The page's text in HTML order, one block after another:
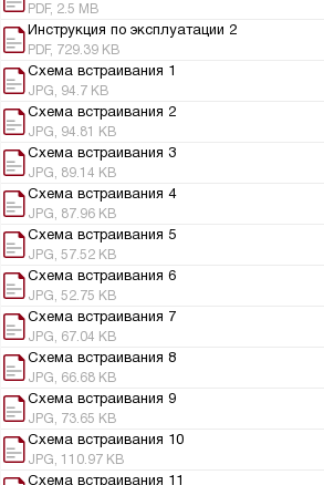
PDF, 2.5 MB
Инструкция по эксплуатации 2
PDF, 729.39 KB
Схема встраивания 1
JPG, 94.7 KB
Схема встраивания 2
JPG, 94.81 KB
Схема встраивания 3
JPG, 89.14 KB
Схема встраивания 4
JPG, 87.96 KB
Схема встраивания 5
JPG, 57.52 KB
Схема встраивания 6
JPG, 52.75 KB
Схема встраивания 7
JPG, 67.04 KB
Схема встраивания 8
JPG, 66.68 KB
Схема встраивания 9
JPG, 73.65 KB
Схема встраивания 10
JPG, 110.97 KB
Схема встраивания 11